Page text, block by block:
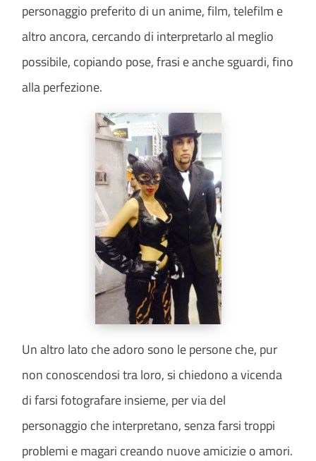
personaggio preferito di un anime, film, telefilm e
altro ancora, cercando di interpretarlo al meglio
possibile, copiando pose, frasi e anche sguardi, fino
alla perfezione.
Un altro lato che adoro sono le persone che, pur
non conoscendosi tra loro, si chiedono a vicenda
di farsi fotografare insieme, per via del
personaggio che interpretano, senza farsi troppi
problemi e magari creando nuove amicizie o amori.